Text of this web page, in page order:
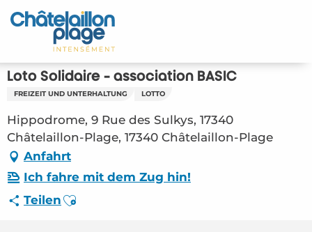
Aller
au
principal
Startseite - DE
Entdecken Sie
Aktivitäten
Zu leben
Treffpunkt
Ihr Aufenthalt - DE
Loto Solidaire - association BASIC
FREIZEIT UND UNTERHALTUNG LOTTO
Hippodrome, 9 Rue des Sulkys, 17340
Châtelaillon-Plage, 17340 Châtelaillon-Plage
Anfahrt
Ich fahre mit dem Zug hin!
Teilen Ajouter aux favoris